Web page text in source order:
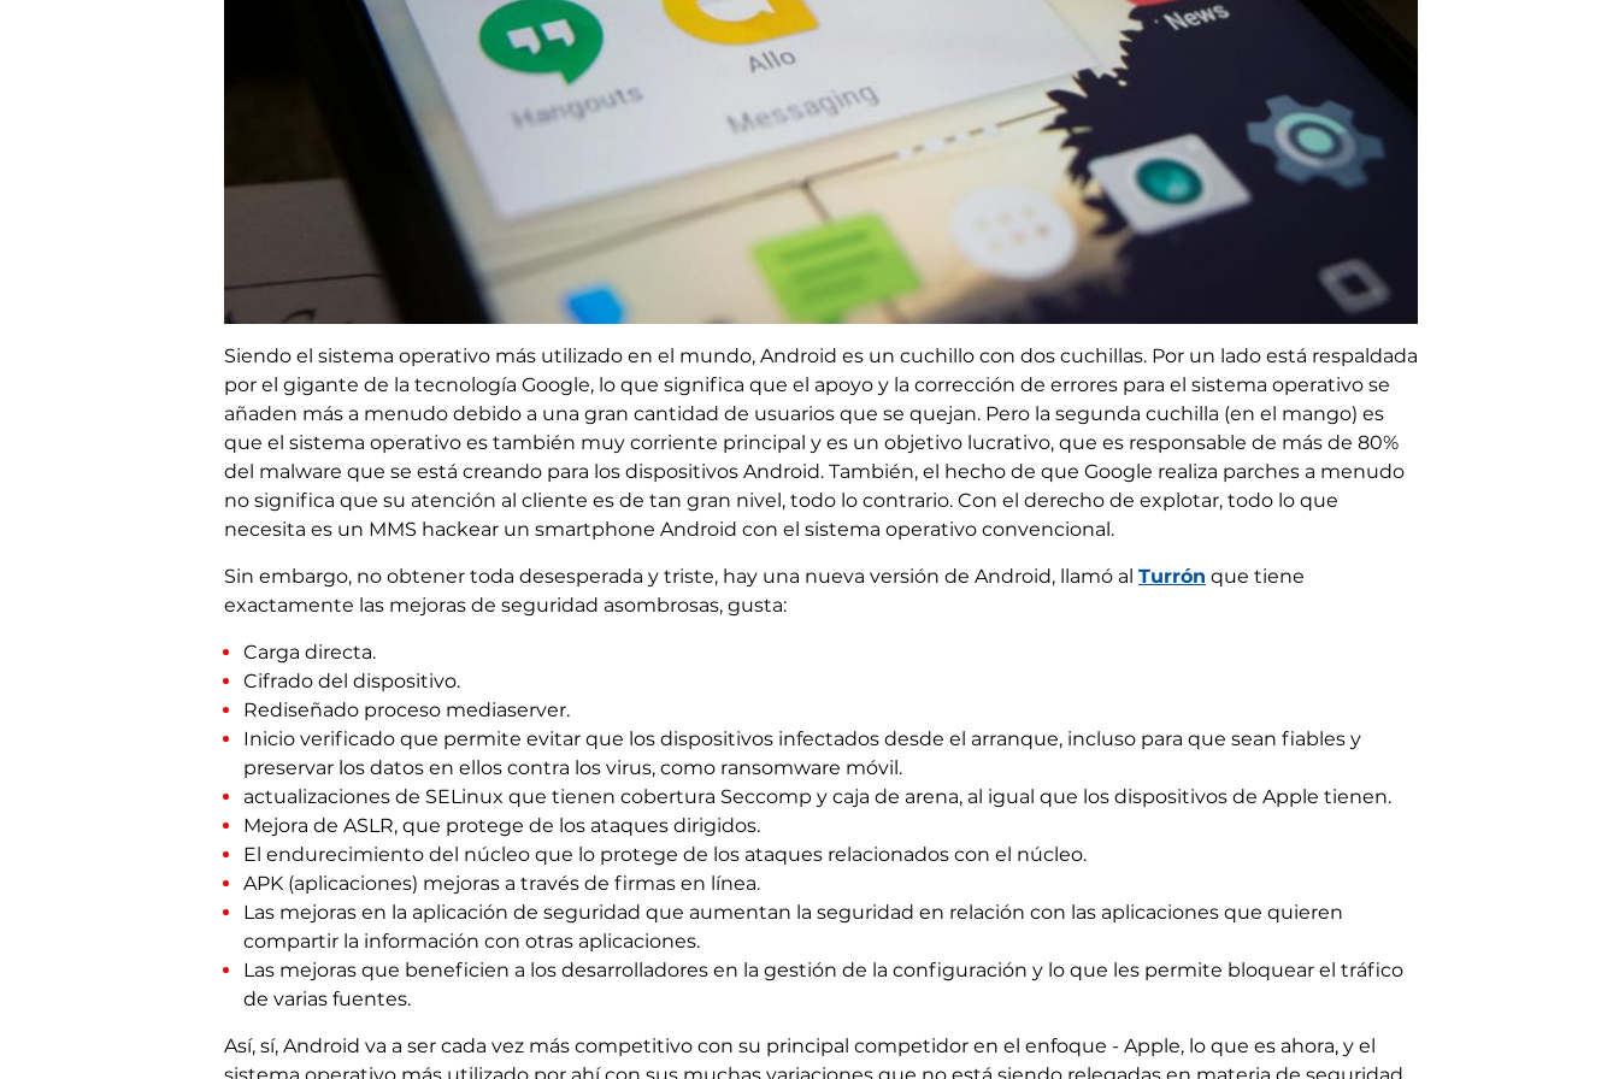
Siendo el sistema operativo más utilizado en el mundo, Android es un cuchillo con dos cuchillas. Por un lado está respaldada
por el gigante de la tecnología Google, lo que significa que el apoyo y la corrección de errores para el sistema operativo se
añaden más a menudo debido a una gran cantidad de usuarios que se quejan. Pero la segunda cuchilla (en el mango) es
que el sistema operativo es también muy corriente principal y es un objetivo lucrativo, que es responsable de más de 80%
del malware que se está creando para los dispositivos Android. También, el hecho de que Google realiza parches a menudo
no significa que su atención al cliente es de tan gran nivel, todo lo contrario. Con el derecho de explotar, todo lo que
necesita es un MMS hackear un smartphone Android con el sistema operativo convencional.
Sin embargo, no obtener toda desesperada y triste, hay una nueva versión de Android, llamó al Turrón que tiene
exactamente las mejoras de seguridad asombrosas, gusta:
Carga directa.
Cifrado del dispositivo.
Rediseñado proceso mediaserver.
Inicio verificado que permite evitar que los dispositivos infectados desde el arranque, incluso para que sean fiables y
preservar los datos en ellos contra los virus, como ransomware móvil.
actualizaciones de SELinux que tienen cobertura Seccomp y caja de arena, al igual que los dispositivos de Apple tienen.
Mejora de ASLR, que protege de los ataques dirigidos.
El endurecimiento del núcleo que lo protege de los ataques relacionados con el núcleo.
APK (aplicaciones) mejoras a través de firmas en línea.
Las mejoras en la aplicación de seguridad que aumentan la seguridad en relación con las aplicaciones que quieren
compartir la información con otras aplicaciones.
Las mejoras que beneficien a los desarrolladores en la gestión de la configuración y lo que les permite bloquear el tráfico
de varias fuentes.
Así, sí, Android va a ser cada vez más competitivo con su principal competidor en el enfoque - Apple, lo que es ahora, y el